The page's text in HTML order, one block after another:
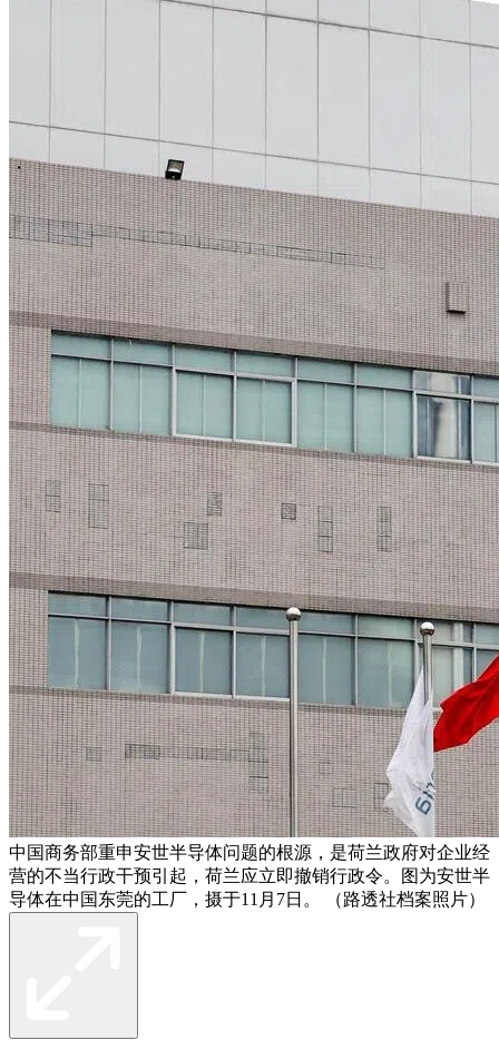
中国商务部重申安世半导体问题的根源，是荷兰政府对企业经
营的不当行政干预引起，荷兰应立即撤销行政令。图为安世半
导体在中国东莞的工厂，摄于11月7日。 （路透社档案照片）